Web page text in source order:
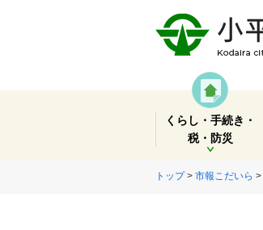
くらし・手続き・
税・防災
開く
トップ> 市報こだいら >